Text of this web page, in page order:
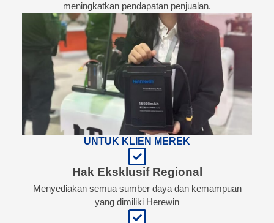
meningkatkan pendapatan penjualan.
UNTUK KLIEN MEREK
Hak Eksklusif Regional
Menyediakan semua sumber daya dan kemampuan
yang dimiliki Herewin